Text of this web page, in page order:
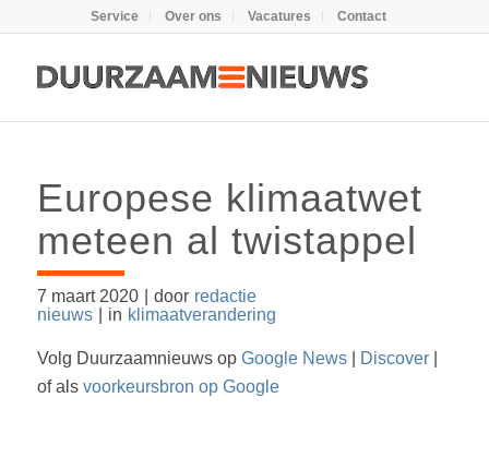
Service Over ons Vacatures Contact
Europese klimaatwet
meteen al twistappel
7 maart 2020 door redactie
nieuws
in klimaatverandering
Volg Duurzaamnieuws op Google News| Discover|
of als voorkeursbron op Google